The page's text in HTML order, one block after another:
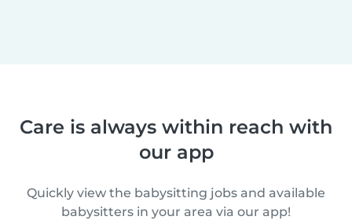
Care is always within reach with
our app
Quickly view the babysitting jobs and available
babysitters in your area via our app!